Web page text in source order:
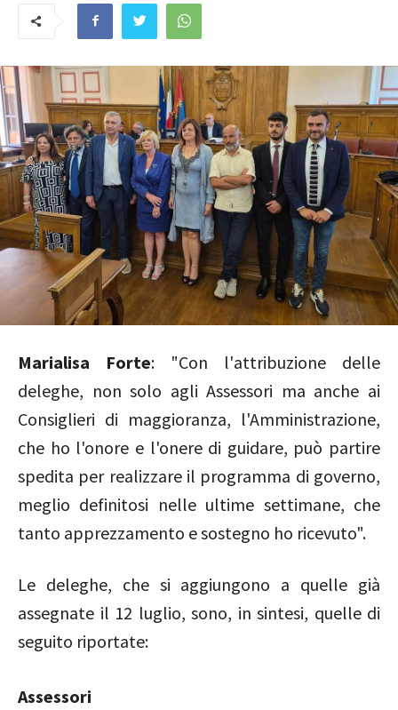
Marialisa Forte: "Con l'attribuzione delle
deleghe, non solo agli Assessori ma anche ai
Consiglieri di maggioranza, l'Amministrazione,
che ho l'onore e l'onere di guidare, può partire
spedita per realizzare il programma di governo,
meglio definitosi nelle ultime settimane, che
tanto apprezzamento e sostegno ho ricevuto".
Le deleghe, che si aggiungono a quelle già
assegnate il 12 luglio, sono, in sintesi, quelle di
seguito riportate:
Assessori